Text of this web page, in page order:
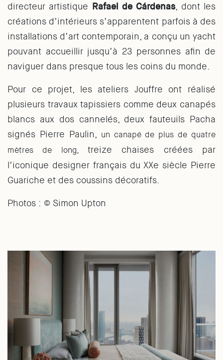
directeur artistique Rafael de Cárdenas, dont les
créations d’intérieurs s’apparentent parfois à des
installations d’art contemporain, a conçu un yacht
pouvant accueillir jusqu’à 23 personnes afin de
naviguer dans presque tous les coins du monde.
Pour ce projet, les ateliers Jouffre ont réalisé
plusieurs travaux tapissiers comme deux canapés
blancs aux dos cannelés, deux fauteuils Pacha
signés Pierre Paulin, un canapé de plus de quatre
mètres de long, treize chaises créées par
l’iconique designer français du XXe siècle Pierre
Guariche et des coussins décoratifs.
Photos : © Simon Upton